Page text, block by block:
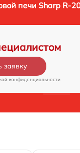
печи Sharp R-
заявку
конфиденциальности